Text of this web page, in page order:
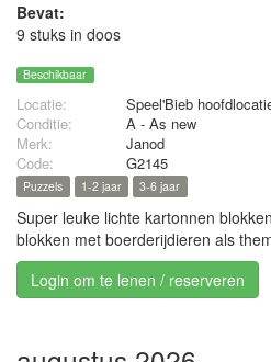
Bevat:
9 stuks in doos
Beschikbaar
Locatie:
Speel'Bieb
Conditie:
A - As new
Merk:
Janod
Code:
G2145
Puzzels 1-2 jaar 3-6 jaar
Super leuke lichte kartonnen
blokken met boerderijdieren als
Login om te lenen / reserveren